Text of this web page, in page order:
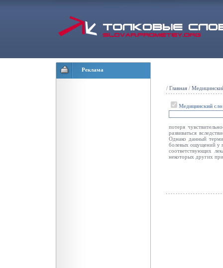
Реклама
/ Главная /
Медицинский
потеря
развиваться
Однако данный
болевых ощущений у
соответствующих
некоторых других